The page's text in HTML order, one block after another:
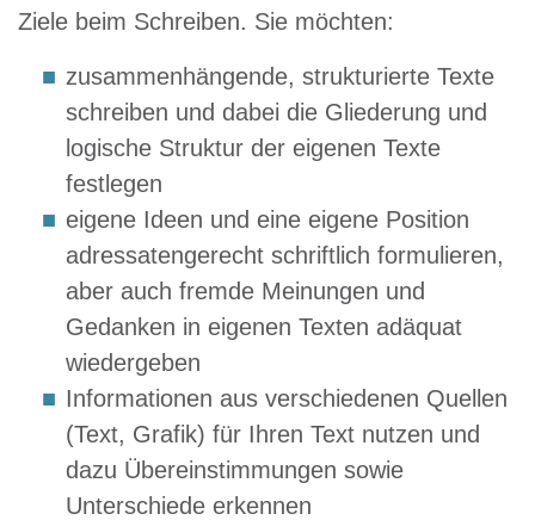
Ziele beim Schreiben. Sie möchten:
zusammenhängende, strukturierte Texte
schreiben und dabei die Gliederung und
logische Struktur der eigenen Texte
festlegen
eigene Ideen und eine eigene Position
adressatengerecht schriftlich formulieren,
aber auch fremde Meinungen und
Gedanken in eigenen Texten adäquat
wiedergeben
Informationen aus verschiedenen Quellen
(Text, Grafik) für Ihren Text nutzen und
dazu Übereinstimmungen sowie
Unterschiede erkennen